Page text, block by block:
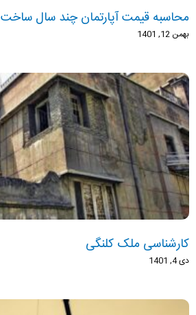
محاسبه قیمت آپارتمان چند سال ساخت
بهمن 12, 1401
کارشناسی ملک کلنگی
دی 4, 1401